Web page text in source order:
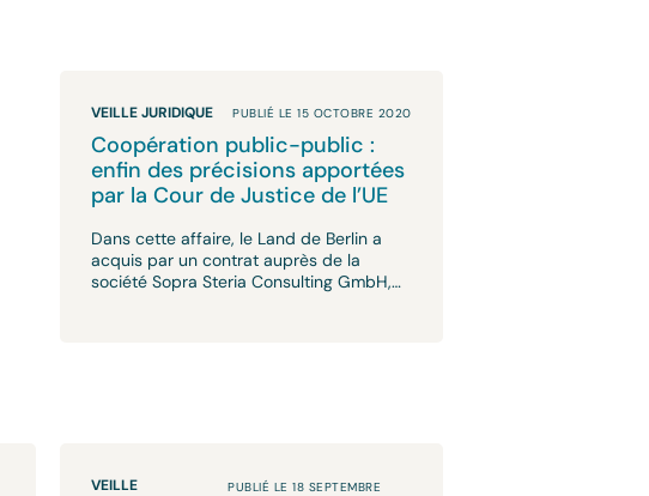
VEILLE JURIDIQUE PUBLIÉ LE 15 OCTOBRE 2020
Coopération public-public :
enfin des précisions apportées
par la Cour de Justice de l’UE
Dans cette affaire, le Land de Berlin a
acquis par un contrat auprès de la
société Sopra Steria Consulting GmbH,…
VEILLE
PUBLIÉ LE 18 SEPTEMBRE